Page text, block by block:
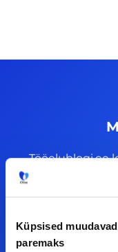
Küpsised
paremaks
Tööelublogi.ee
kursis
ettepanekuid